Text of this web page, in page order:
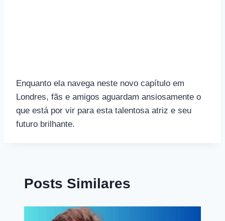
Enquanto ela navega neste novo capítulo em
Londres, fãs e amigos aguardam ansiosamente o
que está por vir para esta talentosa atriz e seu
futuro brilhante.
Posts Similares